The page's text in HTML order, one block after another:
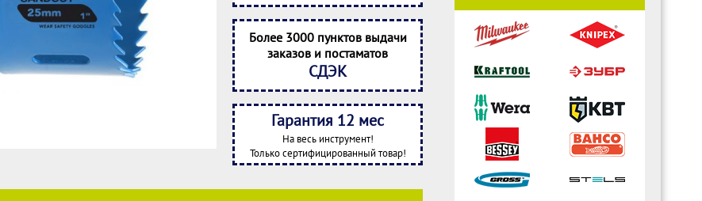
Более 3000 пунктов выдачи
заказов и постаматов
СДЭК
Гарантия 12 мес
На весь инструмент!
Только сертифицированный товар!